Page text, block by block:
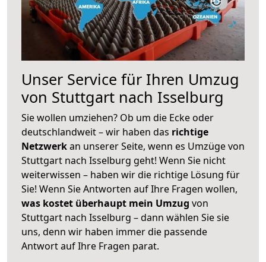
Unser Service für Ihren Umzug
von Stuttgart nach Isselburg
Sie wollen umziehen? Ob um die Ecke oder
deutschlandweit – wir haben das richtige
Netzwerkan unserer Seite, wenn es Umzüge von
Stuttgart nach Isselburg geht! Wenn Sie nicht
weiterwissen – haben wir die richtige Lösung für
Sie! Wenn Sie Antworten auf Ihre Fragen wollen,
was kostet überhaupt mein Umzug von
Stuttgart nach Isselburg – dann wählen Sie sie
uns, denn wir haben immer die passende
Antwort auf Ihre Fragen parat.